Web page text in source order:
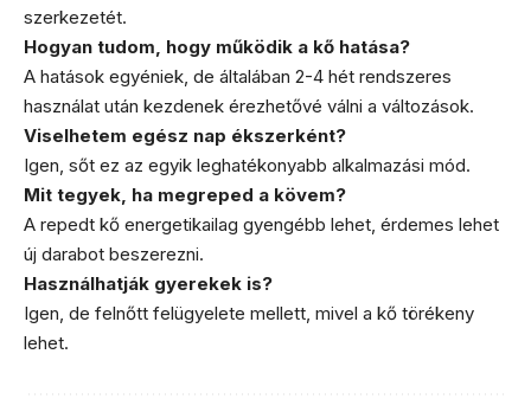
szerkezetét.
Hogyan tudom, hogy működik a kő hatása?
A hatások egyéniek, de általában 2-4 hét rendszeres
használat után kezdenek érezhetővé válni a változások.
Viselhetem egész nap ékszerként?
Igen, sőt ez az egyik leghatékonyabb alkalmazási mód.
Mit tegyek, ha megreped a kövem?
A repedt kő energetikailag gyengébb lehet, érdemes lehet
új darabot beszerezni.
Használhatják gyerekek is?
Igen, de felnőtt felügyelete mellett, mivel a kő törékeny
lehet.